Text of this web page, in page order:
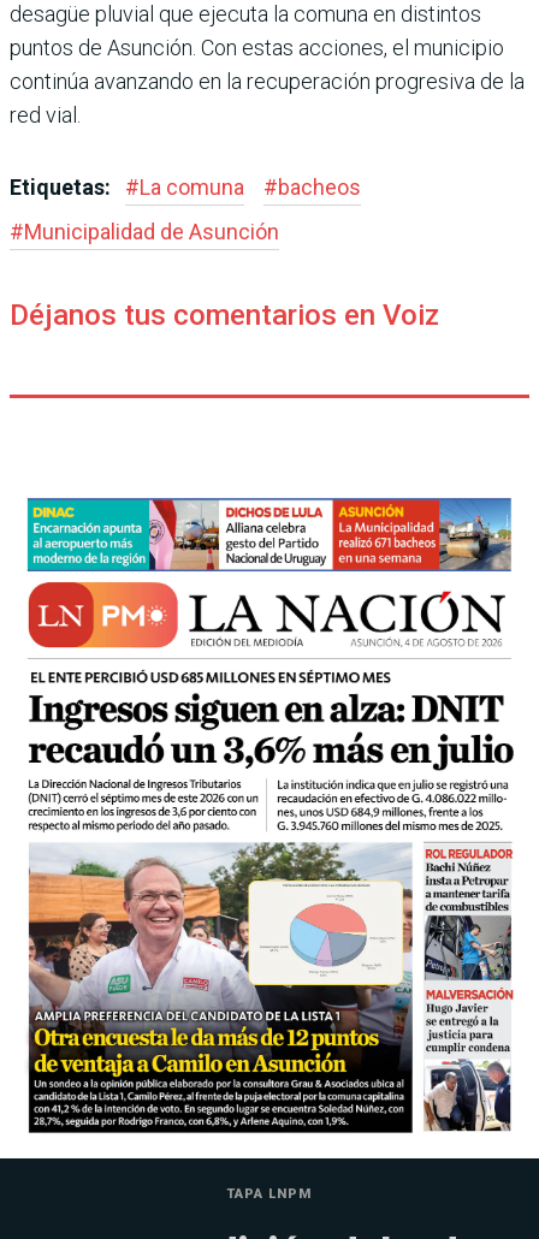
desagüe pluvial que ejecuta la comuna en distintos
puntos de Asun­ción. Con estas acciones, el municipio
continúa avan­zando en la recuperación pro­gresiva de la
red vial.
Etiquetas: #La comuna #bacheos
#Municipalidad de Asunción
Déjanos tus comentarios en Voiz
TAPA LNPM